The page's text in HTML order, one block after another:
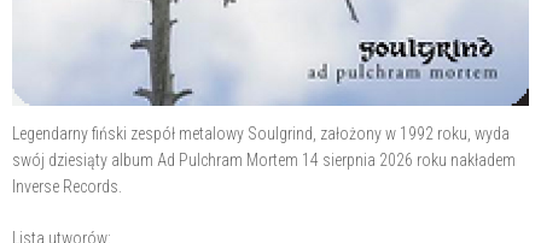
Legendarny fiński zespół metalowy Soulgrind, założony w 1992 roku, wyda
swój dziesiąty album Ad Pulchram Mortem 14 sierpnia 2026 roku nakładem
Inverse Records.
Lista utworów: